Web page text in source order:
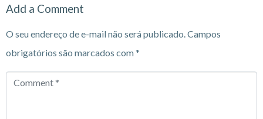
Add a Comment
O seu endereço de e-mail não será publicado. Campos
obrigatórios são marcados com*
Comment